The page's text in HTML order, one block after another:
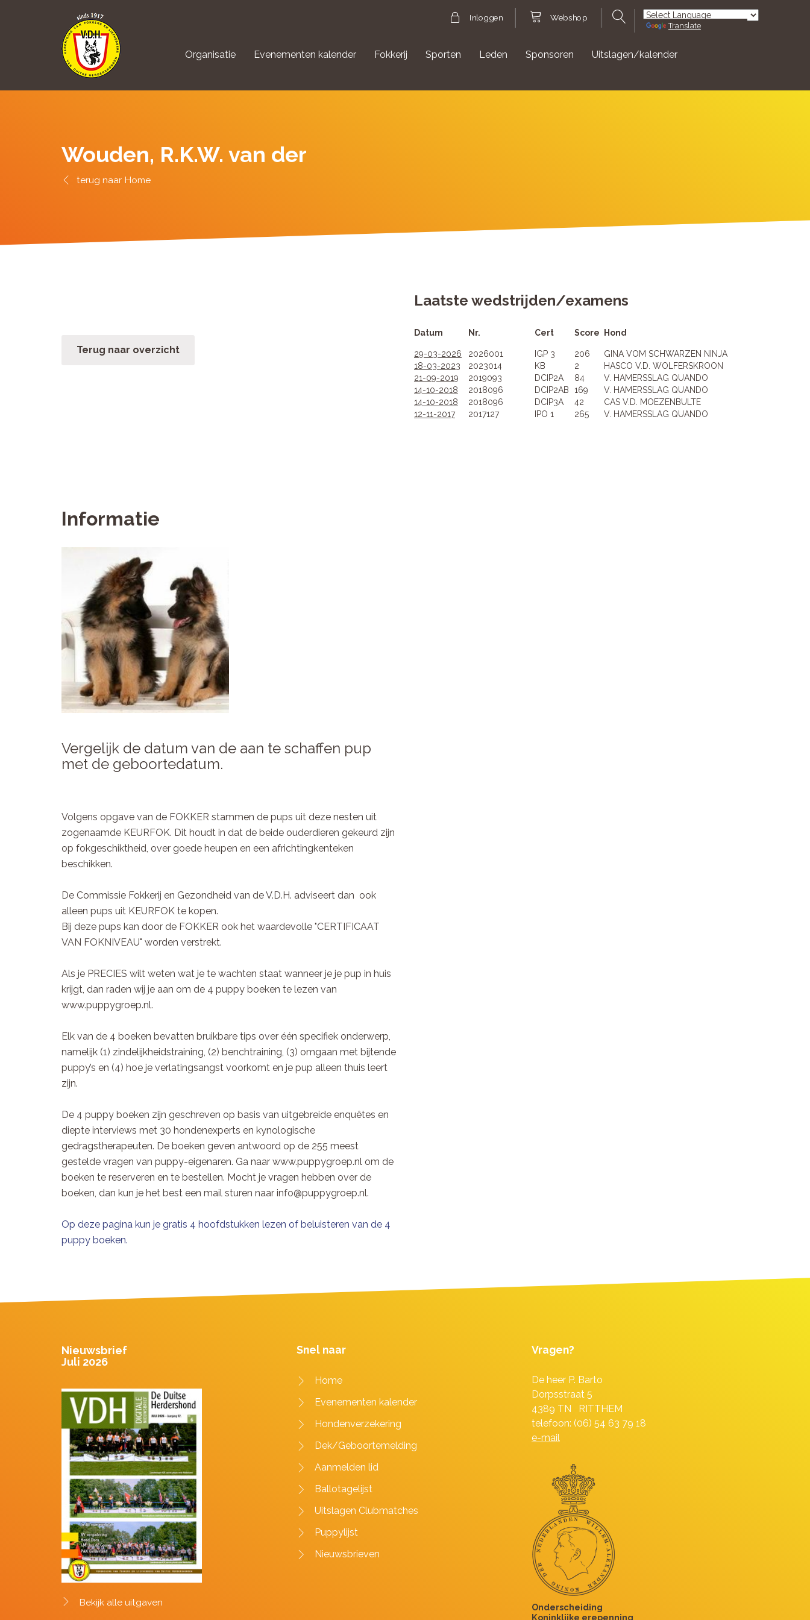
Inloggen Webshop
Powered by
Translate
Organisatie Evenementen kalender Fokkerij Sporten Leden Sponsoren Uitslagen/kalender
Wouden, R.K.W. van der
Home
Terug naar overzicht
Laatste wedstrijden/examens
Datum Nr. Cert Score Hond
29-03-2026 2026001 IGP 3 206
GINA VOM SCHWARZEN NINJA
18-03-2023
2023014 KB 2
HASCO V.D. WOLFERSKROON
21-09-2019
2019093 DCIP2A 84
V. HAMERSSLAG QUANDO
14-10-2018
2018096 DCIP2AB 169
V. HAMERSSLAG QUANDO
14-10-2018
2018096 DCIP3A 42
CAS V.D. MOEZENBULTE
12-11-2017
2017127 IPO 1 265 V. HAMERSSLAG QUANDO
Informatie
Vergelijk de datum van de aan te schaffen pup
met de geboortedatum.
Volgens opgave van de FOKKER stammen de pups uit deze nesten uit
zogenaamde KEURFOK. Dit houdt in dat de beide ouderdieren gekeurd zijn
op fokgeschiktheid, over goede heupen en een africhtingkenteken
beschikken.
De Commissie Fokkerij en Gezondheid van de V.D.H. adviseert dan ook
alleen pups uit KEURFOK te kopen.
Bij deze pups kan door de FOKKER ook het waardevolle "CERTIFICAAT
VAN FOKNIVEAU" worden verstrekt.
Als je PRECIES wilt weten wat je te wachten staat wanneer je je pup in huis
krijgt, dan raden wij je aan om de 4 puppy boeken te lezen van
www.puppygroep.nl.
Elk van de 4 boeken bevatten bruikbare tips over één specifiek onderwerp,
namelijk (1) zindelijkheidstraining, (2) benchtraining, (3) omgaan met bijtende
puppy’s en (4) hoe je verlatingsangst voorkomt en je pup alleen thuis leert
zijn.
De 4 puppy boeken zijn geschreven op basis van uitgebreide enquêtes en
diepte interviews met 30 hondenexperts en kynologische
gedragstherapeuten. De boeken geven antwoord op de 255 meest
gestelde vragen van puppy-eigenaren. Ga naar www.puppygroep.nl om de
boeken te reserveren en te bestellen. Mocht je vragen hebben over de
boeken, dan kun je het best een mail sturen naar info@puppygroep.nl.
Op deze pagina kun je gratis 4 hoofdstukken lezen of beluisteren van de 4
puppy boeken.
Nieuwsbrief
Juli 2026
Bekijk alle uitgaven
Snel naar
Home
Evenementen kalender
Hondenverzekering
Dek/Geboortemelding
Aanmelden lid
Ballotagelijst
Uitslagen Clubmatches
Puppylijst
Nieuwsbrieven
Vragen?
De heer P. Barto
Dorpsstraat 5
4389 TN RITTHEM
telefoon: (06) 54 63 79 18
e-mail